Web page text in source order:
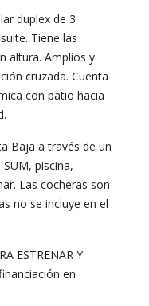
duplex de 3
Tiene las
altura. Amplios y
cruzada. Cuenta
con patio hacia
Baja a través de un
piscina,
Las cocheras son
no se incluye en el
ESTRENAR Y
en